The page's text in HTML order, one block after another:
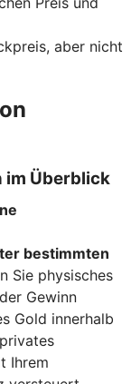
aber nicht
im Überblick
bestimmten
Sie physisches
Gewinn
Gold innerhalb
Ihrem